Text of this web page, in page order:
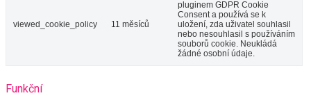
viewed_cookie_policy 11 měsíců
pluginem GDPR Cookie
Consent a používá se k
uložení, zda uživatel souhlasil
nebo nesouhlasil s používáním
souborů cookie. Neukládá
žádné osobní údaje.
Funkční